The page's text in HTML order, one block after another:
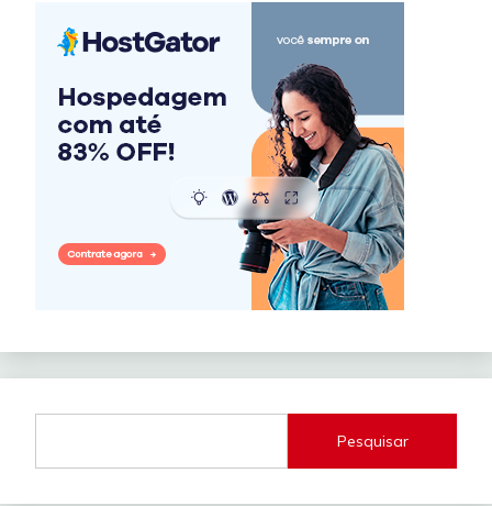
Pesquisar